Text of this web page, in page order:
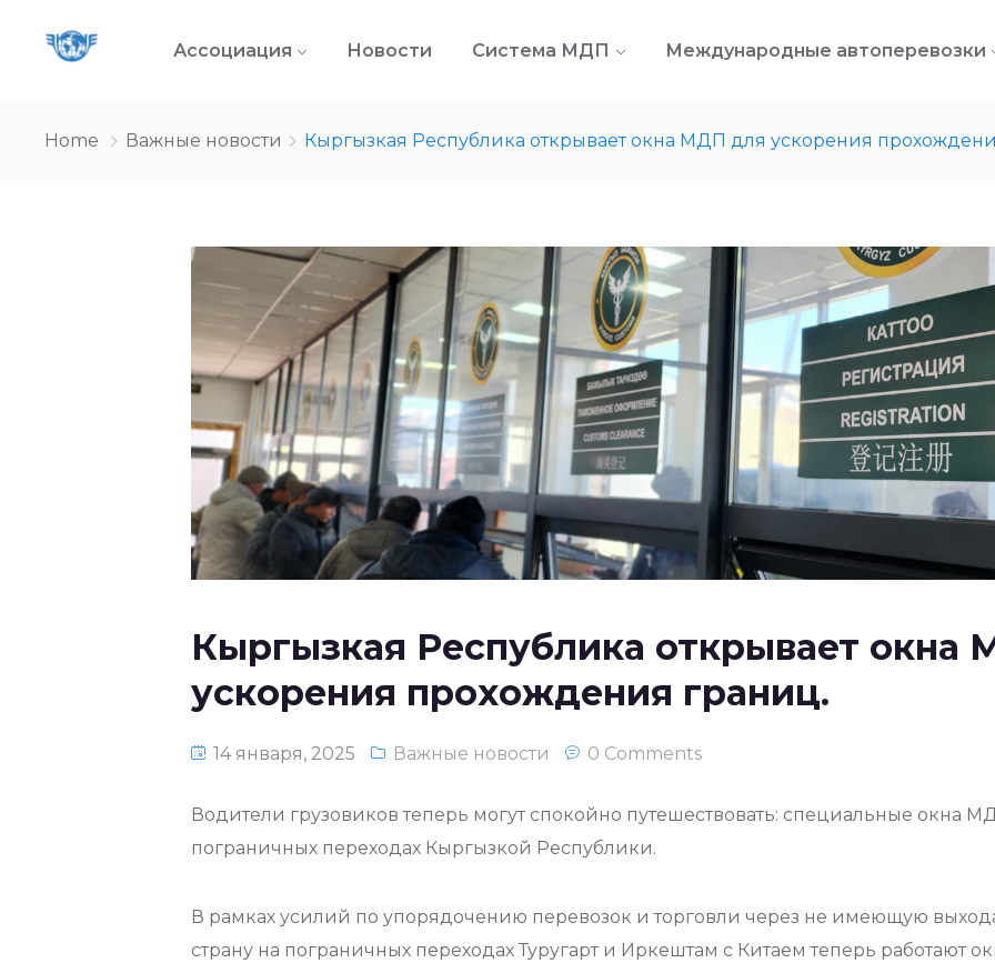
Ассоциация Новости Система МДП Международные автоперевозки
Home Важные новости Кыргызкая Республика открывает окна МДП для ускорения
Кыргызкая Республика открывает окна
ускорения прохождения границ.
14 января, 2025 Важные новости 0 Comments
Водители грузовиков теперь могут спокойно путешествовать: специальные окна
пограничных переходах Кыргызкой Республики.
В рамках усилий по упорядочению перевозок и торговли через не имеющую
страну на пограничных переходах Туругарт и Иркештам с Китаем теперь работают